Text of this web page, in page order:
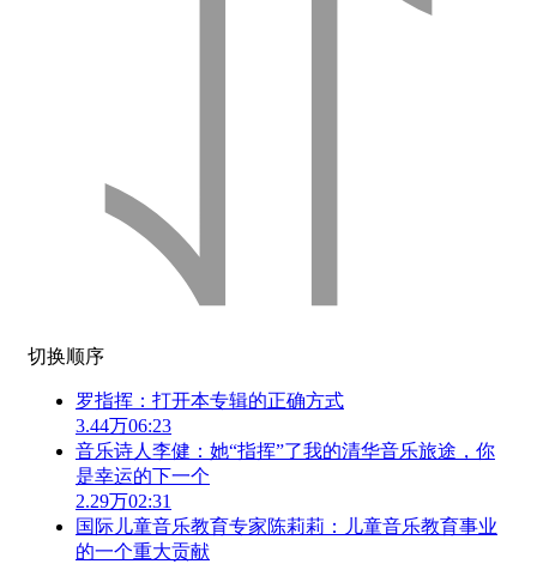
切换顺序
罗指挥：打开本专辑的正确方式
3.44万06:23
音乐诗人李健：她“指挥”了我的清华音乐旅途，你
是幸运的下一个
2.29万02:31
国际儿童音乐教育专家陈莉莉：儿童音乐教育事业
的一个重大贡献